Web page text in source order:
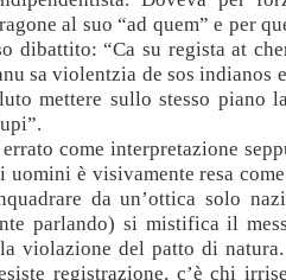
al suo “ad quem” e per
dibattito: “Ca su regista at
sa violentzia de sos indianos
mettere sullo stesso piano
come interpretazione
uomini è visivamente resa
da un’ottica solo
parlando) si mistifica il
violazione del patto di
registrazione, c’è chi